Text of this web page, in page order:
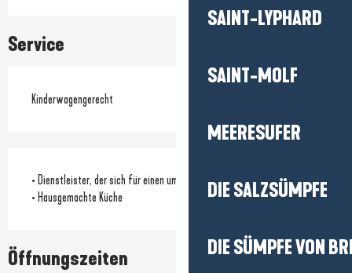
SAINT-LYPHARD
SAINT-MOLF
MEERESUFER
DIE SALZSÜMPFE
DIE SÜMPFE VON
Service
Kinderwagengerecht
• Dienstleister, der sich für einen umweltfreundlichen Ansatz einsetzt
• Hausgemachte Küche
Öffnungszeiten